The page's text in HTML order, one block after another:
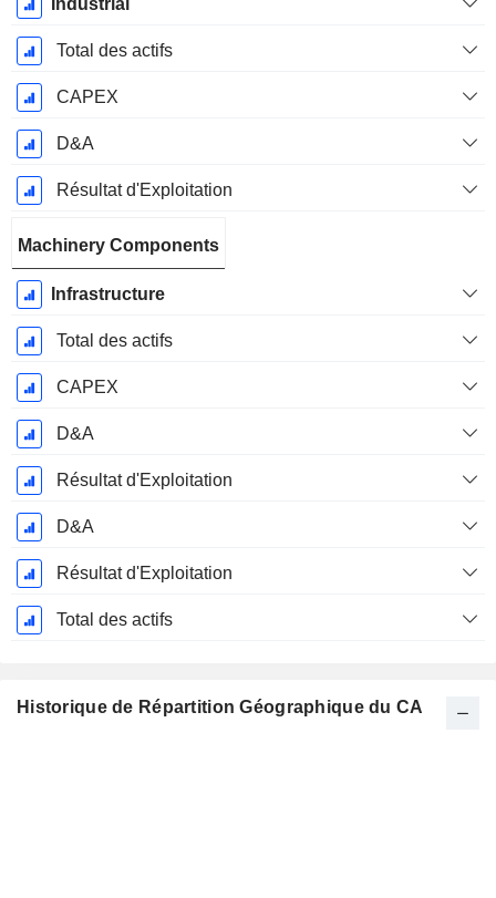
Industrial
Total des actifs
CAPEX
D&A
Résultat d'Exploitation
Machinery Components
Infrastructure
Total des actifs
CAPEX
D&A
Résultat d'Exploitation
D&A
Résultat d'Exploitation
Total des actifs
Historique de Répartition Géographique du CA